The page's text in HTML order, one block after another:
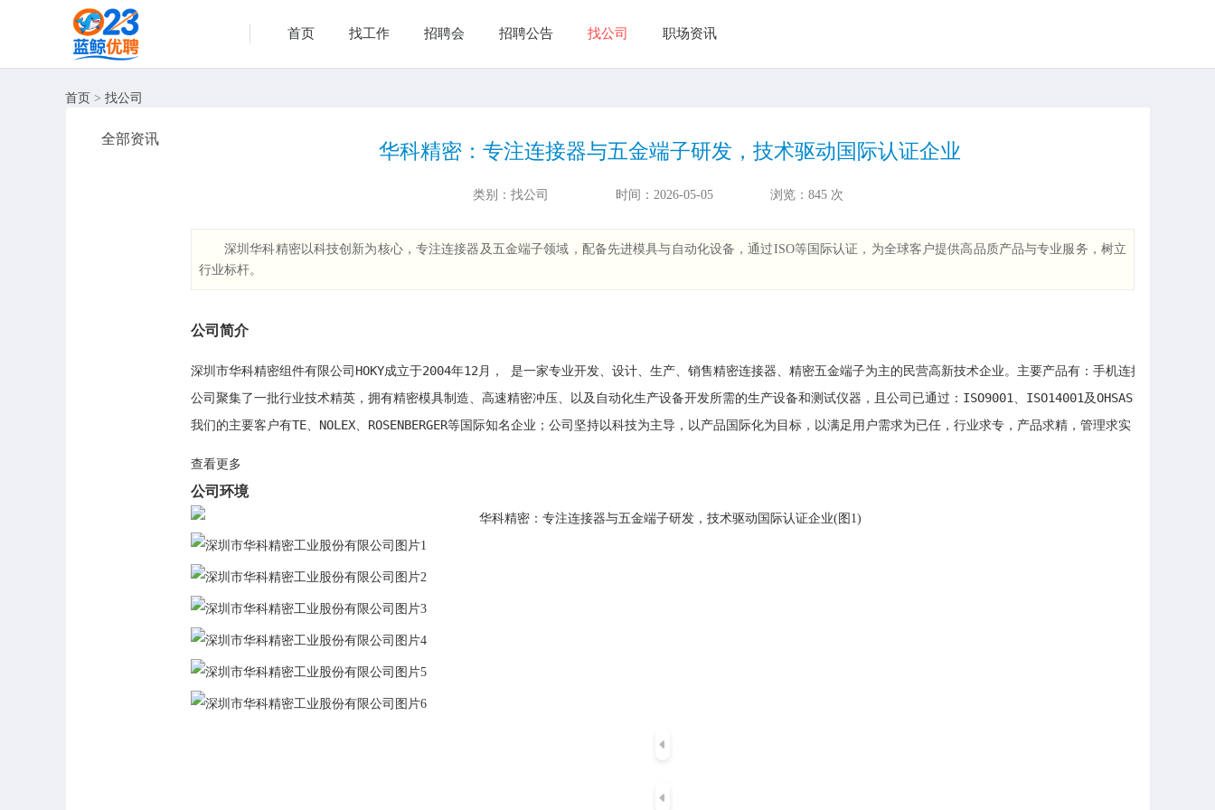
首页 找工作 招聘会 招聘公告 找公司 职场资讯
首页 > 找公司
全部资讯
华科精密：专注连接器与五金端子研发，技术驱动国际认证企业
类别：找公司 时间： 2026-05-05 浏览：845 次
深圳华科精密以科技创新为核心，专注连接器及五金端子领域，配备先进模具与自动化设备，通过ISO等国际认证，为全球客户提供高品质产品与专业服务，树立
行业标杆。
公司简介
深圳市华科精密组件有限公司HOKY成立于2004年12月， 是一家专业开发、设计、生产、销售精密连接器、精密五金端子为主的民营高新技术企业。主要产品有：手机连接器、数码
公司聚集了一批行业技术精英，拥有精密模具制造、高速精密冲压、以及自动化生产设备开发所需的生产设备和测试仪器，且公司已通过：ISO9001、ISO14001及OHSAS18001国际认
我们的主要客户有TE、NOLEX、ROSENBERGER等国际知名企业；公司坚持以科技为主导，以产品国际化为目标，以满足用户需求为已任，行业求专，产品求精，管理求实，事业求强
查看更多
公司环境